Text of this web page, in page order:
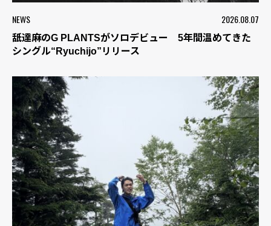
NEWS 2026.08.07
舐達麻のG PLANTSがソロデビュー 5年間温めてきた
シングル“Ryuchijo”リリース